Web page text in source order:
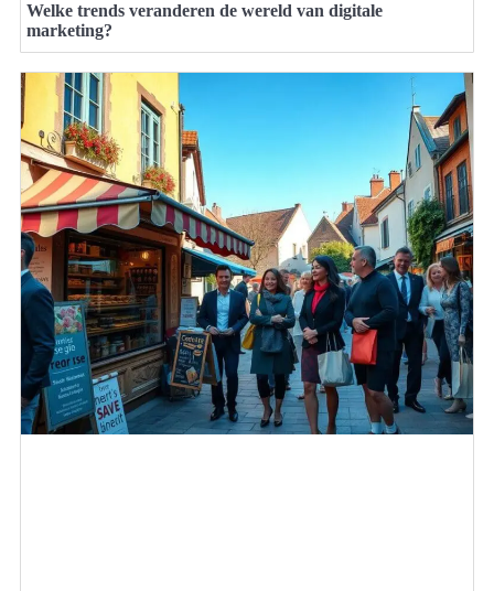
Welke trends veranderen de wereld van digitale
marketing?